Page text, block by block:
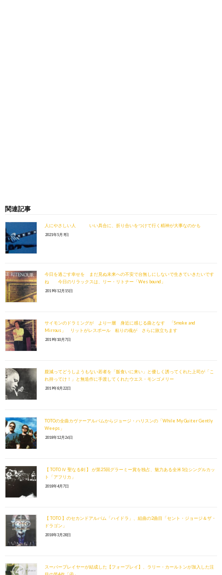
関連記事
人にやさしい人 いい具合に、折り合いをつけて行く精神が大事なのかも
2021年5月9日
今日を過ごす幸せを まだ見ぬ未来への不安で台無しにしないで生きていきたいです
ね 今日のリラックスは、リー・リトナー「Wes bound」
2019年12月15日
サイモンのドラミングが より一層 身近に感じる曲となす 「Smoke and
Mirrous」 リットがレスポール 粘りの魂が さらに旅立ちます
2019年10月7日
腹減ってどうしようもない若者を「飯食いに来い」と優しく誘ってくれた上司が「こ
れ持ってけ！」と無造作に手渡してくれたウエス・モンゴメリー
2019年8月22日
TOTOの全曲カヴァーアルバムからジョージ・ハリスンの「While My Guiter Gently
Weeps」
2018年12月26日
【 TOTO Ⅳ 聖なる剣 】 が第25回グラーミー賞を独占、魅力ある全米1位シングルカッ
ト「アフリカ」
2018年4月7日
【 TOTO 】のセカンドアルバム「ハイドラ」、組曲の2曲目「セント・ジョージ＆ザ・
ドラゴン」
2018年3月28日
スーパープレイヤーが結成した【フォープレイ】、ラリー・カールトンが加入した注